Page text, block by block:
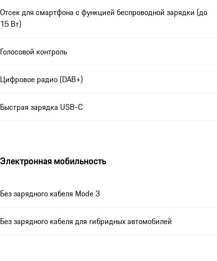
Отсек для смартфона с функцией беспроводной зарядки (до
15 Вт)
Голосовой контроль
Цифровое радио (DAB+)
Быстрая зарядка USB-C
Электронная мобильность
Без зарядного кабеля Mode 3
Без зарядного кабеля для гибридных автомобилей